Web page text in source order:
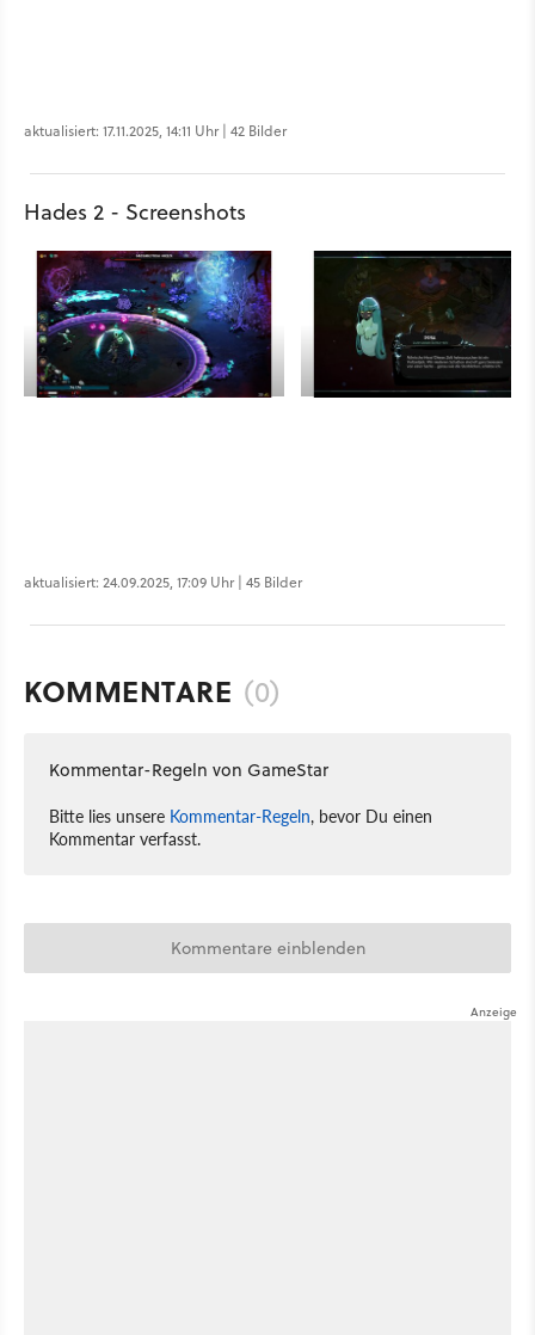
aktualisiert: 17.11.2025, 14:11 Uhr | 42 Bilder
Hades 2 - Screenshots
aktualisiert: 24.09.2025, 17:09 Uhr | 45 Bilder
KOMMENTARE (0)
Kommentar-Regeln von GameStar
Bitte lies unsere Kommentar-Regeln, bevor Du einen
Kommentar verfasst.
Kommentare einblenden